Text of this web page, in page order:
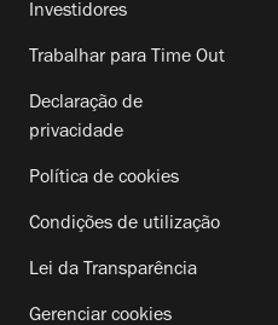
Investidores
Trabalhar para Time Out
Declaração de
privacidade
Política de cookies
Condições de utilização
Lei da Transparência
Gerenciar cookies